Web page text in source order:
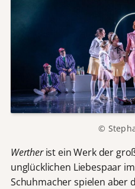
©
Wertherist ein Werk der
unglücklichen Liebespaar
Schuhmacher spielen aber